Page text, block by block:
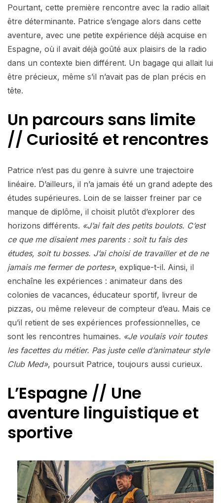
Pourtant, cette première rencontre avec la radio allait
être déterminante. Patrice s’engage alors dans cette
aventure, avec une petite expérience déjà acquise en
Espagne, où il avait déjà goûté aux plaisirs de la radio
dans un contexte bien différent. Un bagage qui allait lui
être précieux, même s’il n’avait pas de plan précis en
tête.
Un parcours sans limite
// Curiosité et rencontres
Patrice n’est pas du genre à suivre une trajectoire
linéaire. D’ailleurs, il n’a jamais été un grand adepte des
études supérieures. Loin de se laisser freiner par ce
manque de diplôme, il choisit plutôt d’explorer des
horizons différents. «J’ai fait des petits boulots. C’est
ce que me disaient mes parents : soit tu fais des
études, soit tu bosses. J’ai choisi de travailler et de ne
jamais me fermer de portes», explique-t-il. Ainsi, il
enchaîne les expériences : animateur dans des
colonies de vacances, éducateur sportif, livreur de
pizzas, ou même releveur de compteur d’eau. Mais ce
qu’il retient de ses expériences professionnelles, ce
sont les rencontres humaines. «Je voulais voir toutes
les facettes du métier. Pas juste celle d’animateur style
Club Med», poursuit Patrice, toujours aussi curieux.
L’Espagne // Une
aventure linguistique et
sportive